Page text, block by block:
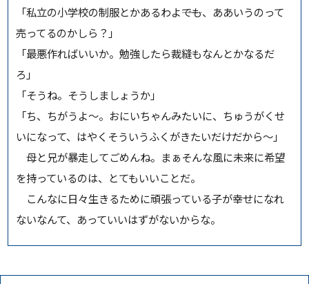
「私立の小学校の制服とかあるわよ――でも、ああいうのって
売ってるのかしら？」
「最悪作ればいいか。勉強したら裁縫もなんとかなるだ
ろ」
「そうね。そうしましょうか」
「ち、ちがうよ～。おにいちゃんみたいに、ちゅうがくせ
いになって、はやくそういうふくがきたいだけだから～」
母と兄が暴走してごめんね。まぁそんな風に未来に希望
を持っているのは、とてもいいことだ。
こんなに日々生きるために頑張っている子が幸せになれ
ないなんて、あっていいはずがないからな。